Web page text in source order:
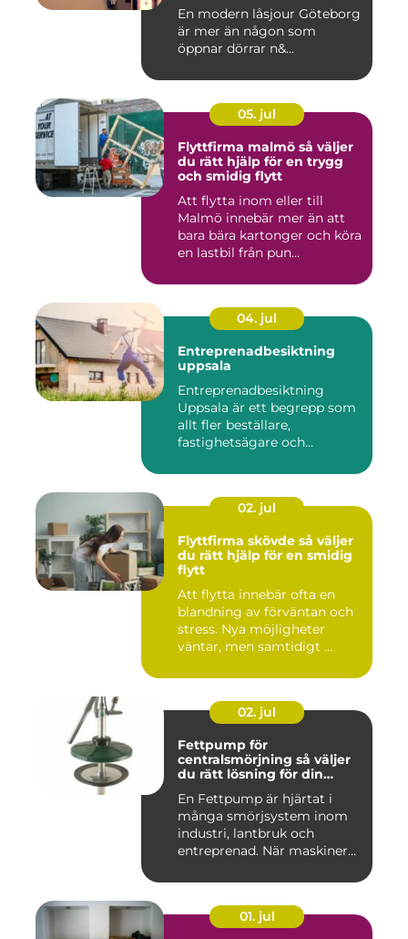
En modern låsjour Göteborg
är mer än någon som
öppnar dörrar n&...
05. jul
Flyttfirma malmö så väljer
du rätt hjälp för en trygg
och smidig flytt
Att flytta inom eller till
Malmö innebär mer än att
bara bära kartonger och köra
en lastbil från pun...
04. jul
Entreprenadbesiktning
uppsala
Entreprenadbesiktning
Uppsala är ett begrepp som
allt fler beställare,
fastighetsägare och
02. jul
Flyttfirma skövde så väljer
du rätt hjälp för en smidig
flytt
Att flytta innebär ofta en
blandning av förväntan och
stress. Nya möjligheter
väntar, men samtidigt ...
02. jul
Fettpump för
centralsmörjning så väljer
du rätt lösning för din
En Fettpump är hjärtat i
många smörjsystem inom
industri, lantbruk och
entreprenad. När maskiner
01. jul